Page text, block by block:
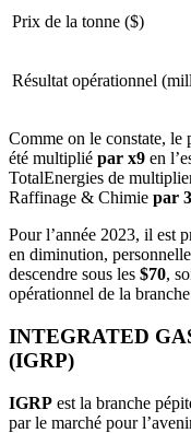
Prix de la tonne ($)
Résultat opérationnel
Comme on le constate, le
été multiplié par x9 en
TotalEnergies de
Raffinage & Chimie par
Pour l’année 2023, il est
en diminution,
descendre sous les $70,
opérationnel de la
INTEGRATED
(IGRP)
IGRP est la branche
par le marché pour